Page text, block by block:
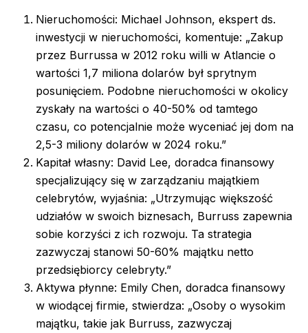
Nieruchomości: Michael Johnson, ekspert ds.
inwestycji w nieruchomości, komentuje: „Zakup
przez Burrussa w 2012 roku willi w Atlancie o
wartości 1,7 miliona dolarów był sprytnym
posunięciem. Podobne nieruchomości w okolicy
zyskały na wartości o 40-50% od tamtego
czasu, co potencjalnie może wyceniać jej dom na
2,5-3 miliony dolarów w 2024 roku.”
Kapitał własny: David Lee, doradca finansowy
specjalizujący się w zarządzaniu majątkiem
celebrytów, wyjaśnia: „Utrzymując większość
udziałów w swoich biznesach, Burruss zapewnia
sobie korzyści z ich rozwoju. Ta strategia
zazwyczaj stanowi 50-60% majątku netto
przedsiębiorcy celebryty.”
Aktywa płynne: Emily Chen, doradca finansowy
w wiodącej firmie, stwierdza: „Osoby o wysokim
majątku, takie jak Burruss, zazwyczaj